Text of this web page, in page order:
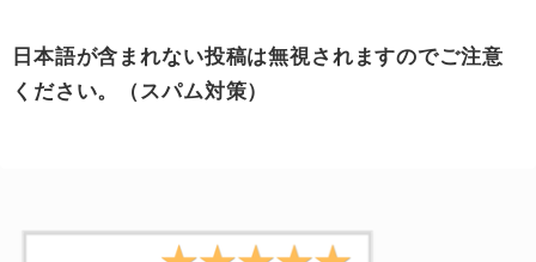
日本語が含まれない投稿は無視されますのでご注意
ください。（スパム対策）